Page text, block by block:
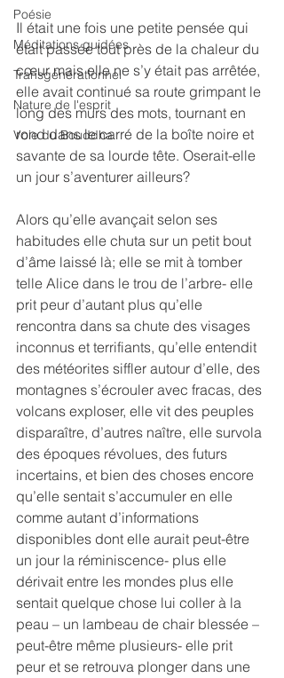
Poésie
Méditations guidées
Transgénérationnel
Nature de l'esprit
Voie du Bouddha
Il était une fois une petite pensée qui
était passée tout près de la chaleur du
cœur mais elle ne s’y était pas arrêtée,
elle avait continué sa route grimpant le
long des murs des mots, tournant en
rond dans le carré de la boîte noire et
savante de sa lourde tête. Oserait-elle
un jour s’aventurer ailleurs?
Alors qu’elle avançait selon ses
habitudes elle chuta sur un petit bout
d’âme laissé là; elle se mit à tomber
telle Alice dans le trou de l’arbre- elle
prit peur d’autant plus qu’elle
rencontra dans sa chute des visages
inconnus et terrifiants, qu’elle entendit
des météorites siffler autour d’elle, des
montagnes s’écrouler avec fracas, des
volcans exploser, elle vit des peuples
disparaître, d’autres naître, elle survola
des époques révolues, des futurs
incertains, et bien des choses encore
qu’elle sentait s’accumuler en elle
comme autant d’informations
disponibles dont elle aurait peut-être
un jour la réminiscence- plus elle
dérivait entre les mondes plus elle
sentait quelque chose lui coller à la
peau – un lambeau de chair blessée –
peut-être même plusieurs- elle prit
peur et se retrouva plonger dans une